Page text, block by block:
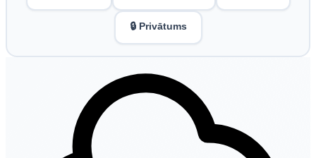
🔒 Privātums